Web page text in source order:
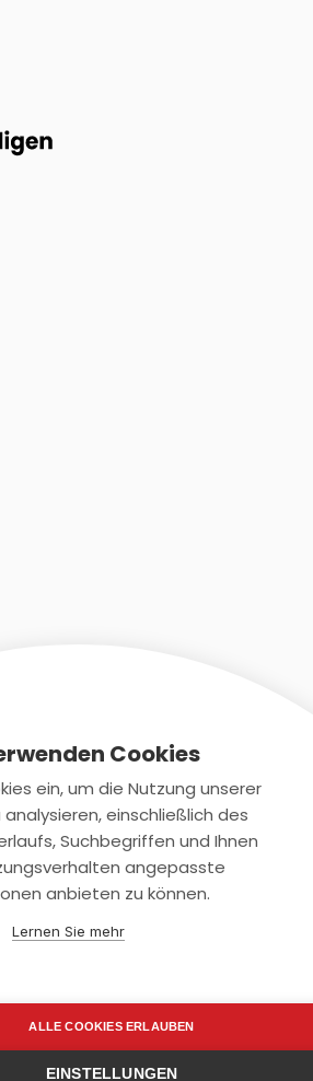
Cookies
ein, um die Nutzung unserer
einschließlich des
Suchbegriffen und Ihnen
angepasste
anbieten zu können.
Lernen Sie mehr
ALLE COOKIES ERLAUBEN
EINSTELLUNGEN